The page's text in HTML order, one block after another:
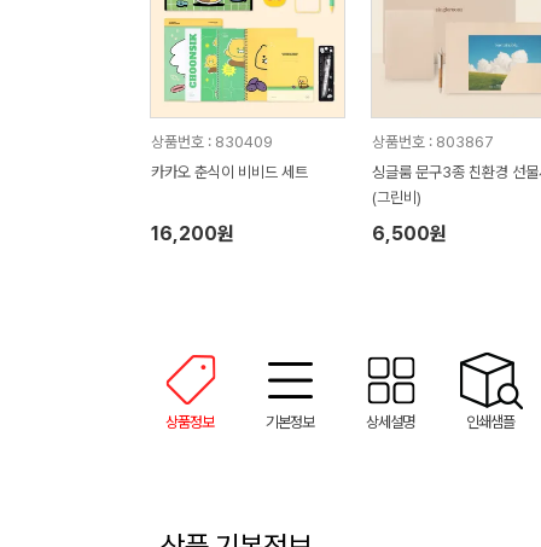
상품번호 : 830409
카카오 춘식이 비비드 세트
16,200원
상품번호 : 803867
싱글룸 문구3종 친환경 선물
(그린비)
6,500원
상품정보 기본정보 상세설명 인쇄샘플